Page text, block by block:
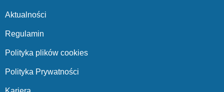
Aktualności
Regulamin
Polityka plików cookies
Polityka Prywatności